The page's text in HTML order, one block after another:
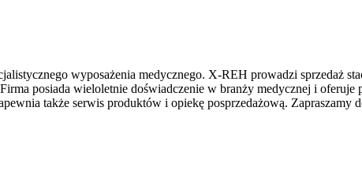
wyposażenia medycznego. X-REH prowadzi sprzedaż
posiada wieloletnie doświadczenie w branży medycznej i
także serwis produktów i opiekę posprzedażową. Zapraszamy